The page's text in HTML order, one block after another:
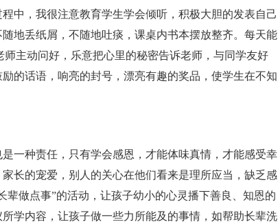
中，我很注意教育学生学会倾听，积极大胆的发表自己
地丢纸屑，不随地吐痰，课桌内书本摆放整齐。每天能
主动问好，乐意把心里的秘密告诉老师，与同学友好
的话语，响亮的封号，漂亮有趣的奖品，使学生在不知
种责任，只有学会感恩，才能体味真情，才能感受幸
长的宠爱，别人的关心在他们看来是理所应当，缺乏感
辈做点事”的活动，让孩子幼小的心灵播下善良、知恩的
学内容，让孩子做一些力所能及的事情，如帮助长辈洗